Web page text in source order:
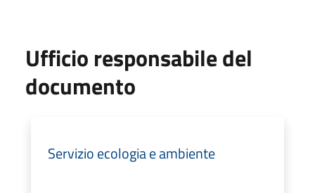
Ufficio responsabile del
documento
Servizio ecologia e ambiente